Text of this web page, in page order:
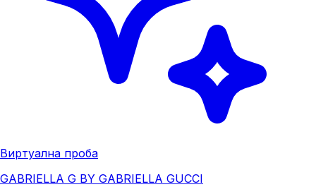
Виртуална проба
GABRIELLA G BY GABRIELLA GUCCI